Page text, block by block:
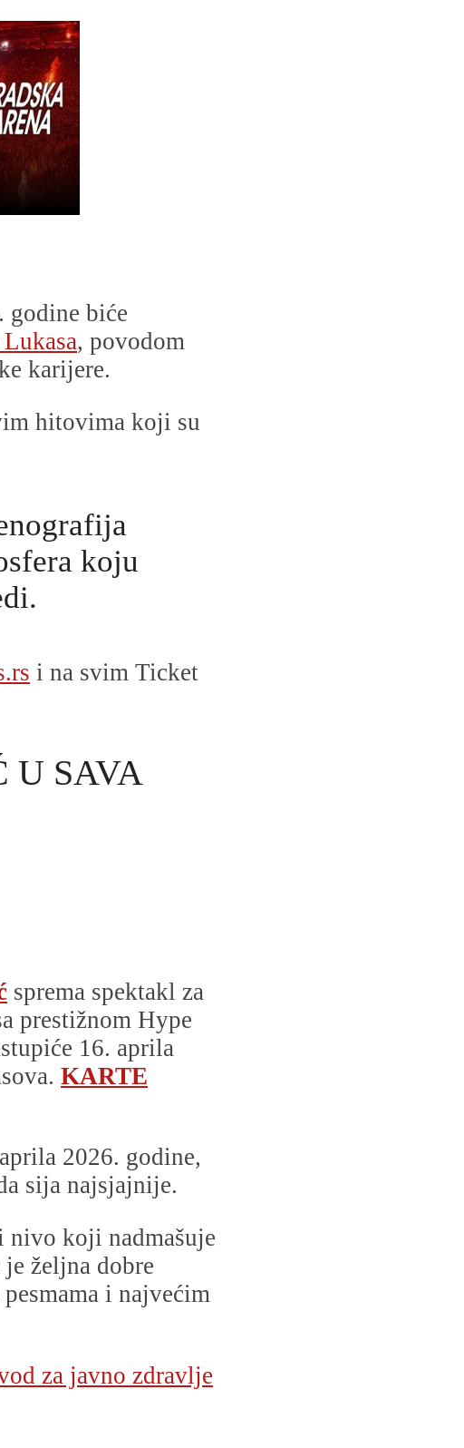
godine biće
, povodom
karijere.
hitovima koji su
koju
i na svim Ticket
U SAVA
sprema spektakl za
prestižnom Hype
16. aprila
KARTE
2026. godine,
sija najsjajnije.
koji nadmašuje
željna dobre
i najvećim
za javno zdravlje